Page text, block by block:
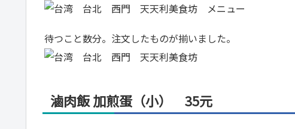
待つこと数分。注文したものが揃いました。
滷肉飯 加煎蛋（小） 35元